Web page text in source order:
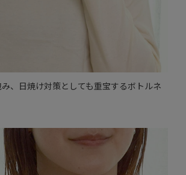
、日焼け対策としても重宝するボトルネ